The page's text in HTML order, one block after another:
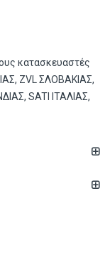
κατασκευαστές
ZVL ΣΛΟΒΑΚΙΑΣ,
SATI ΙΤΑΛΙΑΣ,